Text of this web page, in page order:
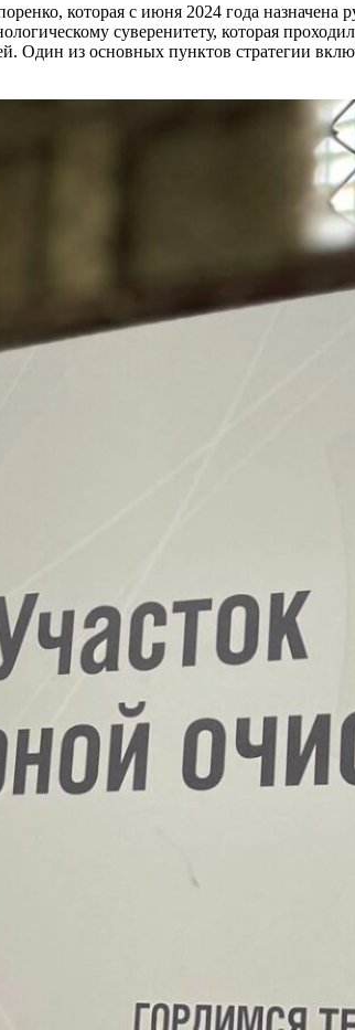
которая с июня 2024 года назначена
суверенитету, которая
Один из основных пунктов стратегии